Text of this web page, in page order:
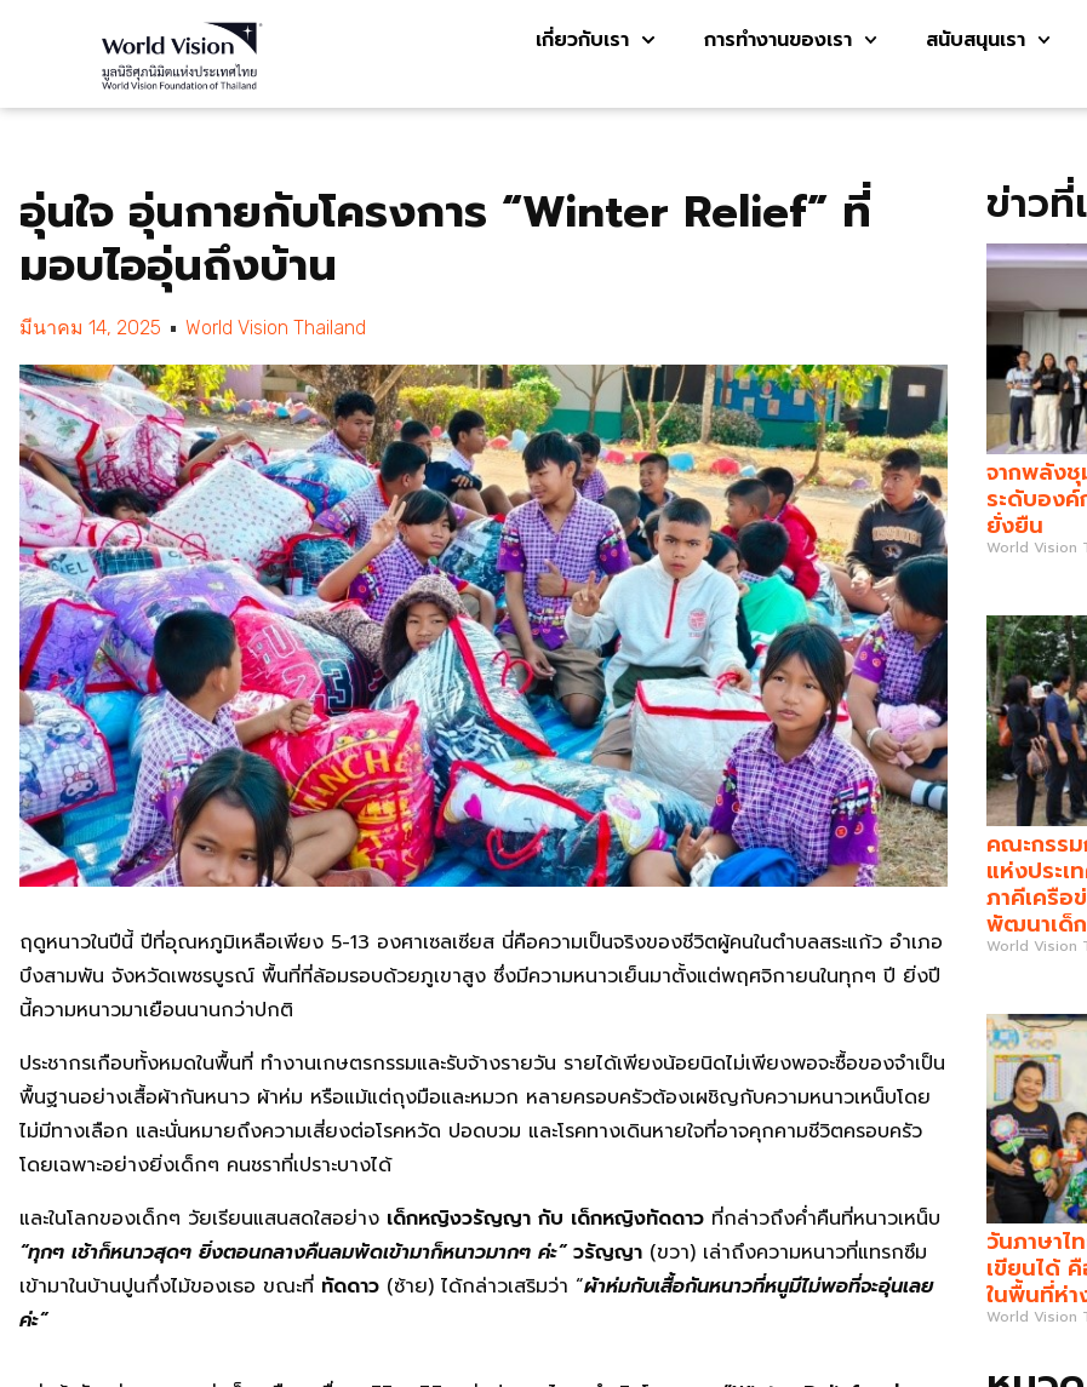
เกี่ยวกับเรา การทำงานของเรา สนับสนุนเรา
อุ่นใจ อุ่นกายกับโครงการ “Winter Relief” ที่
มอบไออุ่นถึงบ้าน
มีนาคม 14, 2025 World Vision Thailand
ฤดูหนาวในปีนี้ ปีที่อุณหภูมิเหลือเพียง 5-13 องศาเซลเซียส นี่คือความเป็นจริงของชีวิตผู้คนในตำบลสระแก้ว อำเภอ
บึงสามพัน จังหวัดเพชรบูรณ์ พื้นที่ที่ล้อมรอบด้วยภูเขาสูง ซึ่งมีความหนาวเย็นมาตั้งแต่พฤศจิกายนในทุกๆ ปี ยิ่งปี
นี้ความหนาวมาเยือนนานกว่าปกติ
ประชากรเกือบทั้งหมดในพื้นที่ ทำงานเกษตรกรรมและรับจ้างรายวัน รายได้เพียงน้อยนิดไม่เพียงพอจะซื้อของจำเป็น
พื้นฐานอย่างเสื้อผ้ากันหนาว ผ้าห่ม หรือแม้แต่ถุงมือและหมวก หลายครอบครัวต้องเผชิญกับความหนาวเหน็บโดย
ไม่มีทางเลือก และนั่นหมายถึงความเสี่ยงต่อโรคหวัด ปอดบวม และโรคทางเดินหายใจที่อาจคุกคามชีวิตครอบครัว
โดยเฉพาะอย่างยิ่งเด็กๆ คนชราที่เปราะบางได้
และในโลกของเด็กๆ วัยเรียนแสนสดใสอย่าง เด็กหญิงวรัญญา กับ เด็กหญิงทัดดาว ที่กล่าวถึงค่ำคืนที่หนาวเหน็บ
“ทุกๆ เช้าก็หนาวสุดๆ ยิ่งตอนกลางคืนลมพัดเข้ามาก็หนาวมากๆ ค่ะ” วรัญญา (ขวา) เล่าถึงความหนาวที่แทรกซึม
เข้ามาในบ้านปูนกึ่งไม้ของเธอ ขณะที่ ทัดดาว (ซ้าย) ได้กล่าวเสริมว่า “ผ้าห่มกับเสื้อกันหนาวที่หนูมีไม่พอที่จะอุ่นเลย
ค่ะ”
ข่าว
จากพลัง
ระดับองค์
ยั่งยืน
World Vision
คณะกรร
แห่งประเ
ภาคีเครือ
พัฒนาเด็
World Vision
วันภาษาไ
เขียนได้
ในพื้นที่ห่า
World Vision